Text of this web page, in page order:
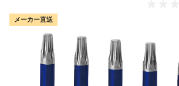
メーカー直送